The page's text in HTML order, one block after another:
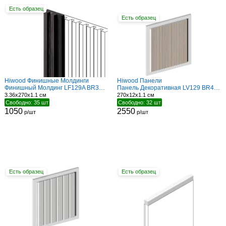
Есть образец
Hiwood Финишные Молдинги
Финишный Молдинг LF129A BR395NK
3.36x270x1.1 см
Свободно: 35 шт
1050р/шт
Есть образец
Hiwood Панели
Панель Декоративная LV129 BR417N
270x12x1.1 см
Свободно: 32 шт
2550 р/шт
Есть образец Есть образец